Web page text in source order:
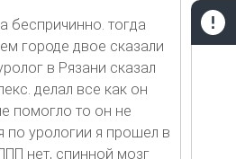
беспричинно. тогда
городе двое сказали
в Рязани сказал
делал все как он
помогло то он не
по урологии я прошел в
нет, спинной мозг